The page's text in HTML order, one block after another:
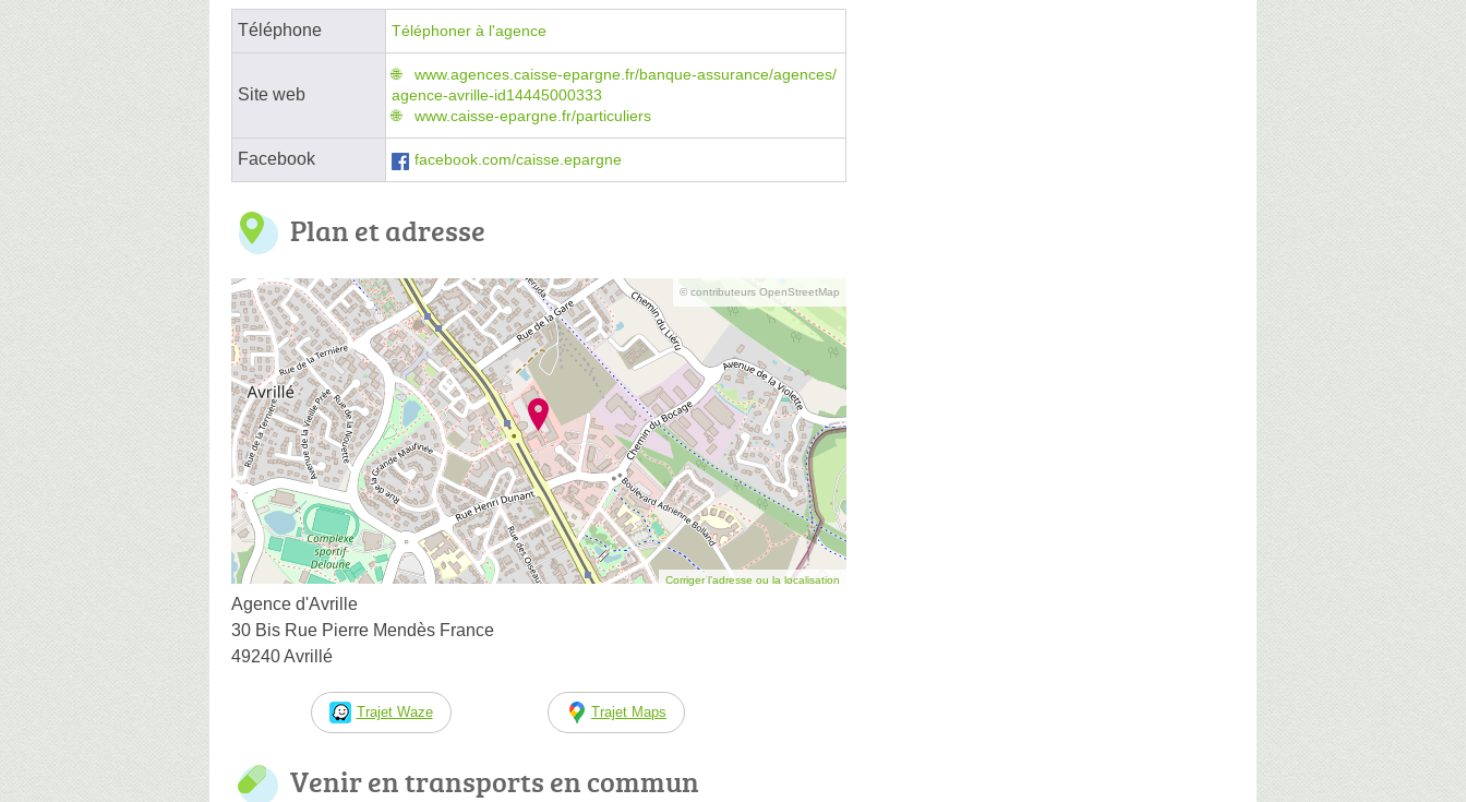
Téléphone Téléphoner à l'agence
Site web
www.agences.caisse-epargne.fr/banque-assurance/agences/
agence-avrille-id14445000333
www.caisse-epargne.fr/particuliers
Facebook facebook.com/caisse.epargne
Plan et adresse
© contributeurs OpenStreetMap
Corriger l’adresse ou la localisation
Agence d'Avrille
30 Bis Rue Pierre Mendès France
49240 Avrillé
Trajet Waze Trajet Maps
Venir en transports en commun